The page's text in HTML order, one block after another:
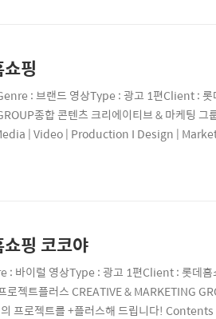
핑
: 브랜드 영상Type : 광고 1편Client : 롯
종합 콘텐츠 크리에이티브 & 마케팅
| Video | Production I Design |
| youtube.com/
핑 코코야
: 바이럴 영상Type : 광고 1편Client : 롯데
로젝트플러스 CREATIVE & MARKETING
의 프로젝트를 +플러스해 드립니다!